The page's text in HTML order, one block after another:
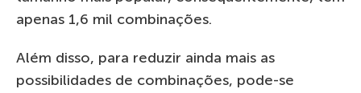
apenas 1,6 mil combinações.
Além disso, para reduzir ainda mais as
possibilidades de combinações, pode-se